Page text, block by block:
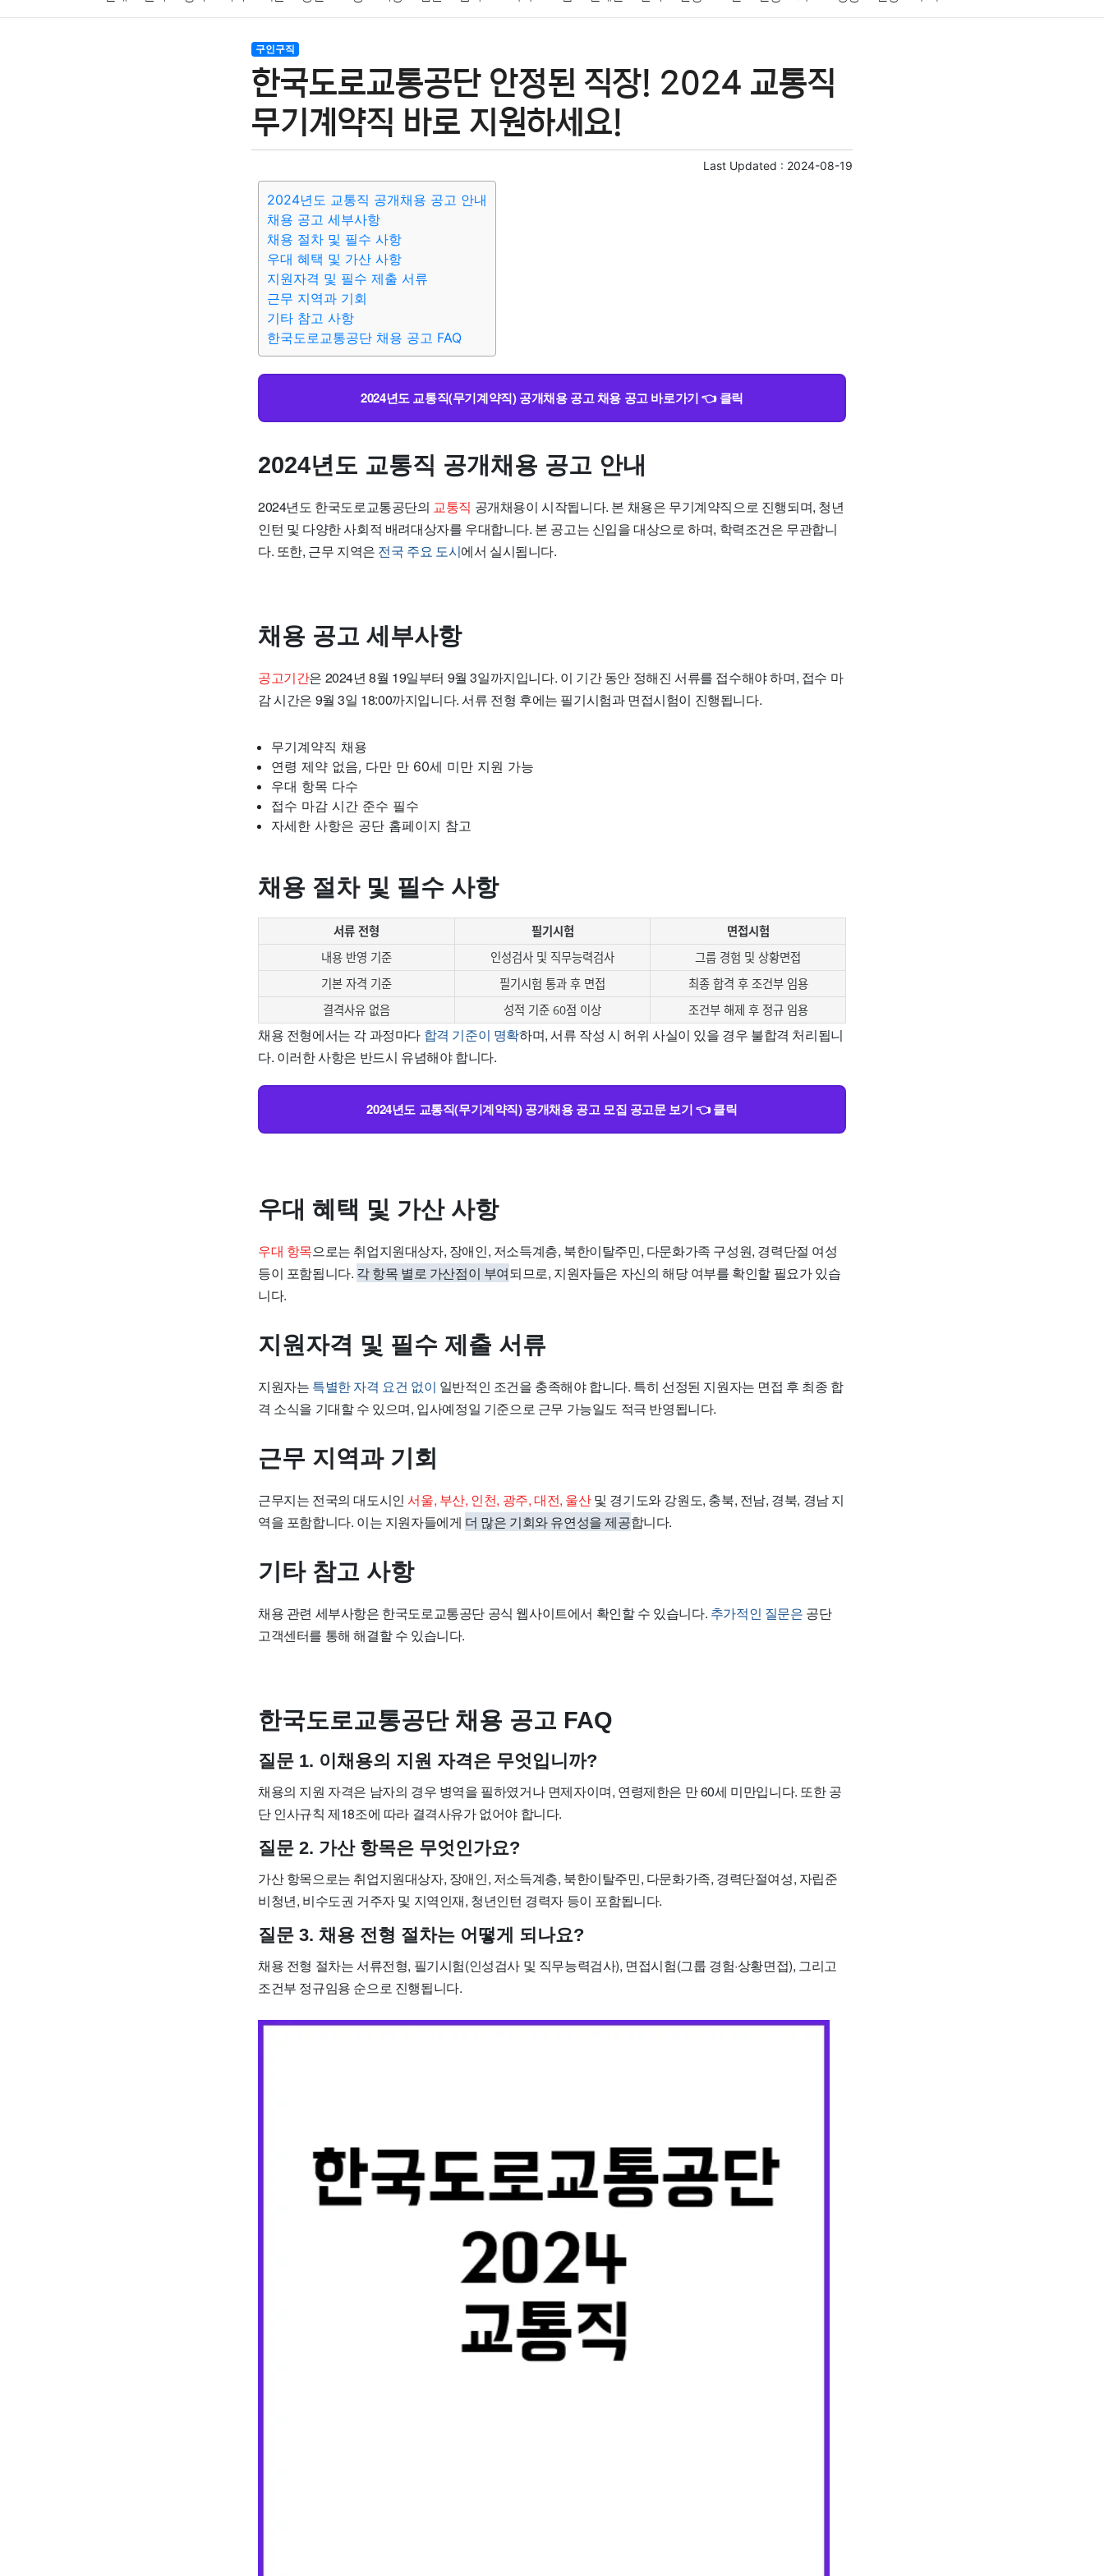
결혼 육아
기술 종교 사회 정치 건강 의료 의학 경제 마케팅 부동산 외국어 교육 교통 생활
구인구직
한국도로교통공단 안정된 직장! 2024 교통직
무기계약직 바로 지원하세요!
Last Updated : 2024-08-19
2024년도 교통직 공개채용 공고 안내
채용 공고 세부사항
채용 절차 및 필수 사항
우대 혜택 및 가산 사항
지원자격 및 필수 제출 서류
근무 지역과 기회
기타 참고 사항
한국도로교통공단 채용 공고 FAQ
2024년도 교통직(무기계약직) 공개채용 공고 채용 공고 바로가기 👈 클릭
2024년도 교통직 공개채용 공고 안내
2024년도 한국도로교통공단의 교통직 공개채용이 시작됩니다. 본 채용은 무기계약직으로 진행되며, 청년
인턴 및 다양한 사회적 배려대상자를 우대합니다. 본 공고는 신입을 대상으로 하며, 학력조건은 무관합니
다. 또한, 근무 지역은 전국 주요 도시에서 실시됩니다.
채용 공고 세부사항
공고기간은 2024년 8월 19일부터 9월 3일까지입니다. 이 기간 동안 정해진 서류를 접수해야 하며, 접수 마
감 시간은 9월 3일 18:00까지입니다. 서류 전형 후에는 필기시험과 면접시험이 진행됩니다.
무기계약직 채용
연령 제약 없음, 다만 만 60세 미만 지원 가능
우대 항목 다수
접수 마감 시간 준수 필수
자세한 사항은 공단 홈페이지 참고
채용 절차 및 필수 사항
서류 전형 필기시험
면접시험
내용 반영 기준
인성검사 및 직무능력검사
그룹 경험 및 상황면접
기본 자격 기준
필기시험 통과 후 면접
최종 합격 후 조건부 임용
결격사유 없음
성적 기준 60점 이상 조건부 해제 후 정규 임용
채용 전형에서는 각 과정마다 합격 기준이 명확하며, 서류 작성 시 허위 사실이 있을 경우 불합격 처리됩니
다. 이러한 사항은 반드시 유념해야 합니다.
2024년도 교통직(무기계약직) 공개채용 공고 모집 공고문 보기 👈 클릭
우대 혜택 및 가산 사항
우대 항목으로는 취업지원대상자, 장애인, 저소득계층, 북한이탈주민, 다문화가족 구성원, 경력단절 여성
등이 포함됩니다. 각 항목 별로 가산점이 부여되므로, 지원자들은 자신의 해당 여부를 확인할 필요가 있습
니다.
지원자격 및 필수 제출 서류
지원자는 특별한 자격 요건 없이 일반적인 조건을 충족해야 합니다. 특히 선정된 지원자는 면접 후 최종 합
격 소식을 기대할 수 있으며, 입사예정일 기준으로 근무 가능일도 적극 반영됩니다.
근무 지역과 기회
근무지는 전국의 대도시인서울, 부산, 인천, 광주, 대전, 울산및 경기도와 강원도, 충북, 전남, 경북, 경남 지
역을 포함합니다. 이는 지원자들에게 더 많은 기회와 유연성을 제공합니다.
기타 참고 사항
채용 관련 세부사항은 한국도로교통공단 공식 웹사이트에서 확인할 수 있습니다. 추가적인 질문은 공단
고객센터를 통해 해결할 수 있습니다.
한국도로교통공단 채용 공고 FAQ
질문 1. 이채용의 지원 자격은 무엇입니까?
채용의 지원 자격은 남자의 경우 병역을 필하였거나 면제자이며, 연령제한은 만 60세 미만입니다. 또한 공
단 인사규칙 제18조에 따라 결격사유가 없어야 합니다.
질문 2. 가산 항목은 무엇인가요?
가산 항목으로는 취업지원대상자, 장애인, 저소득계층, 북한이탈주민, 다문화가족, 경력단절여성, 자립준
비청년, 비수도권 거주자 및 지역인재, 청년인턴 경력자 등이 포함됩니다.
질문 3. 채용 전형 절차는 어떻게 되나요?
채용 전형 절차는 서류전형, 필기시험(인성검사 및 직무능력검사), 면접시험(그룹 경험·상황면접), 그리고
조건부 정규임용 순으로 진행됩니다.